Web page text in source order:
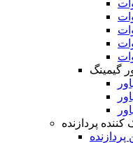
گیمینگ
کننده پردازنده
پردازنده